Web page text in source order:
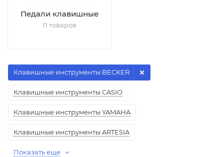
Педали клавишные
11 товаров
Клавишные инструменты CASIO
Клавишные инструменты YAMAHA
Клавишные инструменты ARTESIA
Клавишные инструменты BECKER
Показать еще